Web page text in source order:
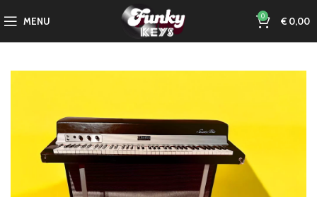
MENU 0 €0,00